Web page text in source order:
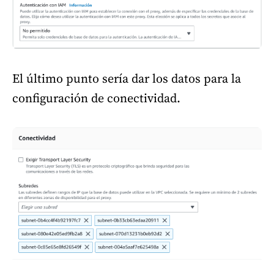
El último punto sería dar los datos para la
configuración de conectividad.